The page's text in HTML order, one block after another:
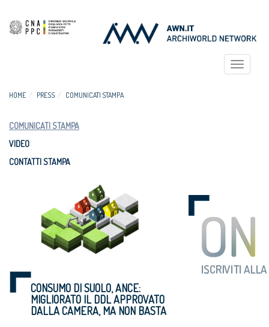
Toggle
HOME PRESS COMUNICATI STAMPA
COMUNICATI STAMPA
VIDEO
CONTATTI STAMPA
CONSUMO DI SUOLO, ANCE:
MIGLIORATO IL DDL APPROVATO
DALLA CAMERA, MA NON BASTA